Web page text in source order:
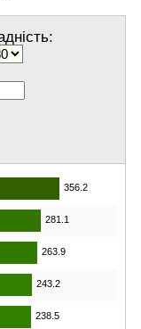
356.2
281.1
263.9
243.2
238.5